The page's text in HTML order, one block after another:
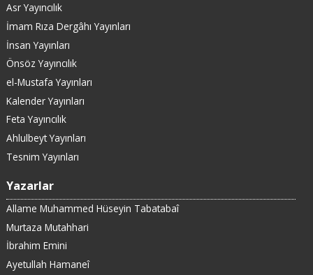
Asr Yayıncılık
İmam Rıza Dergâhı Yayınları
İnsan Yayınları
Önsöz Yayıncılık
el-Mustafa Yayınları
Kalender Yayınları
Feta Yayıncılık
Ahlulbeyt Yayınları
Tesnim Yayınları
Yazarlar
Allame Muhammed Hüseyin Tabatabaî
Murtaza Mutahhari
İbrahim Emini
Ayetullah Hamaneî